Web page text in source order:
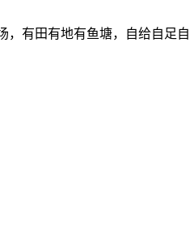
有田有地有鱼塘，自给自足